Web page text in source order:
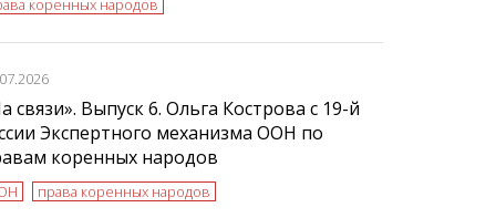
коренных народов
связи». Выпуск 6. Ольга Кострова с 19-й
Экспертного механизма ООН по
коренных народов
права коренных народов